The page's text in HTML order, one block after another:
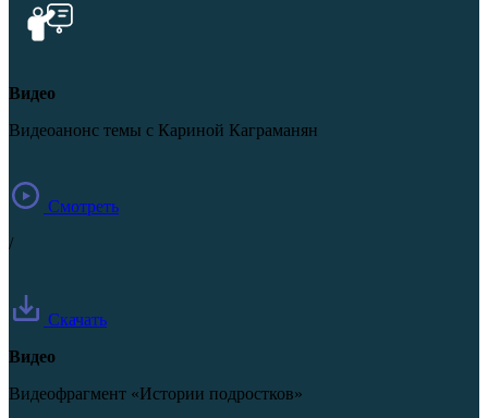
Видео
Видеоанонс темы с Кариной Каграманян
Смотреть
/
Скачать
Видео
Видеофрагмент «Истории подростков»